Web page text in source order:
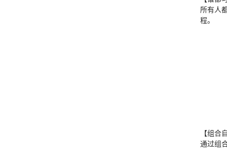
所有人
程。
【组合
通过组